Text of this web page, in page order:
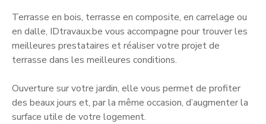
Terrasse en bois, terrasse en composite, en carrelage ou
en dalle, IDtravaux.be vous accompagne pour trouver les
meilleures prestataires et réaliser votre projet de
terrasse dans les meilleures conditions.
Ouverture sur votre jardin, elle vous permet de profiter
des beaux jours et, par la même occasion, d’augmenter la
surface utile de votre logement.